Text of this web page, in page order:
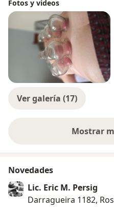
Fotos y videos
Ver galería (17)
Mostrar
Novedades
Lic. Eric M. Persig
Darragueira 1182,